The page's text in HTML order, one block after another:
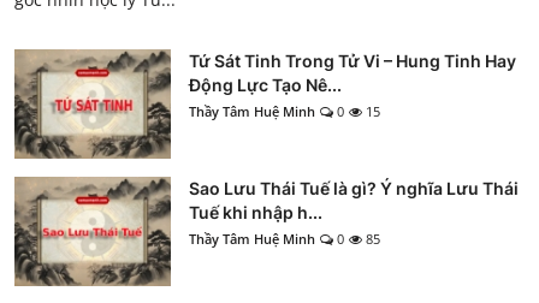
Tứ Sát Tinh Trong Tử Vi – Hung Tinh Hay
Động Lực Tạo Nê...
Thầy Tâm Huệ Minh 0 15
Sao Lưu Thái Tuế là gì? Ý nghĩa Lưu Thái
Tuế khi nhập h...
Thầy Tâm Huệ Minh 0 85